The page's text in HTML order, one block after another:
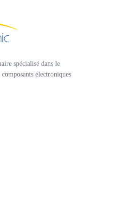
spécialisé dans le
électroniques